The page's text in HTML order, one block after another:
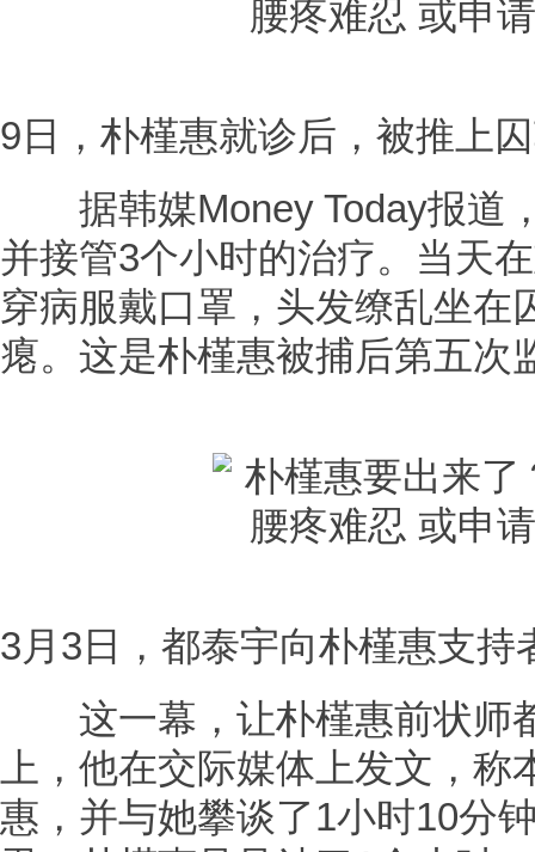
9日，朴槿惠就诊后，被推上
据韩媒Money Today报道
并接管3个小时的治疗。当天
穿病服戴口罩，头发缭乱坐在
瘪。这是朴槿惠被捕后第五次
3月3日，都泰宇向朴槿惠支持
这一幕，让朴槿惠前状师
上，他在交际媒体上发文，
惠，并与她攀谈了1小时10分